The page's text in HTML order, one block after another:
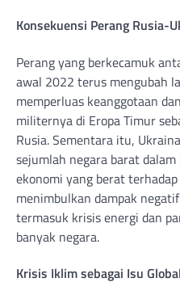
Konsekuensi Perang Rusia-
Perang yang berkecamuk
awal 2022 terus mengubah
memperluas keanggotaan
militernya di Eropa Timur
Rusia. Sementara itu,
sejumlah negara barat
ekonomi yang berat
menimbulkan dampak
termasuk krisis energi dan
banyak negara.
Krisis Iklim sebagai Isu Global